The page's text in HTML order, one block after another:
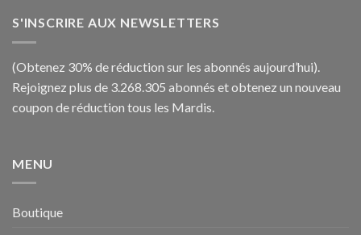
S'INSCRIRE AUX NEWSLETTERS
(Obtenez 30% de réduction sur les abonnés aujourd’hui).
Rejoignez plus de 3.268.305 abonnés et obtenez un nouveau
coupon de réduction tous les Mardis.
MENU
Boutique